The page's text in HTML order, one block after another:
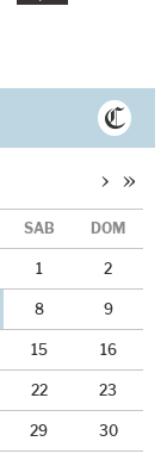
› »
SÁB DOM
1 2
8 9
15 16
22 23
29 30